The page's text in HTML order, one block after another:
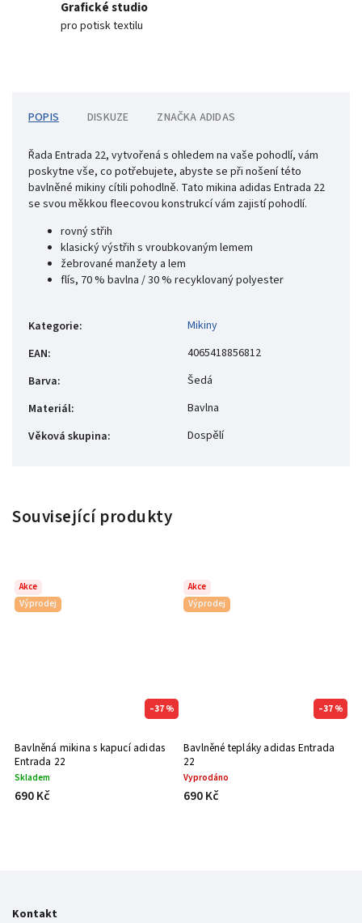
Grafické studio
pro potisk textilu
POPIS DISKUZE ZNAČKA ADIDAS
Řada Entrada 22, vytvořená s ohledem na vaše pohodlí, vám
poskytne vše, co potřebujete, abyste se při nošení této
bavlněné mikiny cítili pohodlně. Tato mikina adidas Entrada 22
se svou měkkou fleecovou konstrukcí vám zajistí pohodlí.
rovný střih
klasický výstřih s vroubkovaným lemem
žebrované manžety a lem
flís, 70 % bavlna / 30 % recyklovaný polyester
Kategorie:
Mikiny
EAN:
4065418856812
Barva:
Šedá
Materiál:
Bavlna
Věková skupina: Dospělí
Související produkty
Akce
Výprodej
–37 %
Bavlněná mikina s kapucí adidas
Entrada 22
Skladem
690 Kč
Akce
Výprodej
–37 %
Bavlněné tepláky adidas Entrada
22
Vyprodáno
690 Kč
Kontakt